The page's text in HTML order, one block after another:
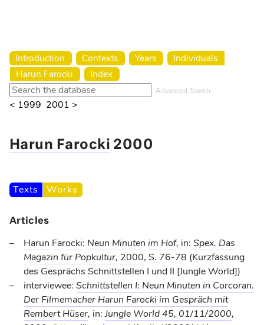
Introduction Contexts Years
Individuals
Harun Farocki
Index
Advanced Search
< 1999 2001 >
Harun Farocki 2000
Texts Works
Articles
Harun Farocki: Neun Minuten im Hof, in: Spex. Das
Magazin für Popkultur, 2000, S. 76-78 (Kurzfassung
des Gesprächs Schnittstellen I und II [Jungle World])
interviewee: Schnittstellen I: Neun Minuten in Corcoran.
Der Filmemacher Harun Farocki im Gespräch mit
Rembert Hüser, in:Jungle World 45, 01/11/2000,